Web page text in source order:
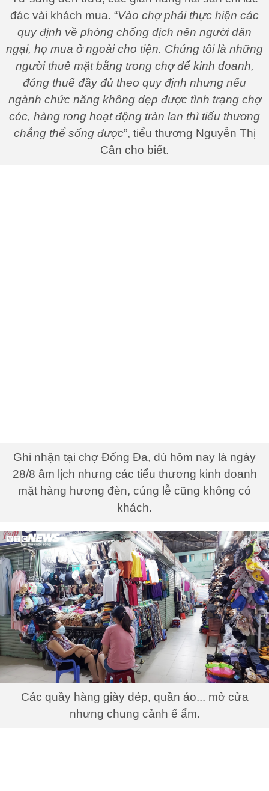
đác vài khách mua. “Vào chợ phải thực hiện các
quy định về phòng chống dịch nên người dân
ngại, họ mua ở ngoài cho tiện. Chúng tôi là những
người thuê mặt bằng trong chợ để kinh doanh,
đóng thuế đầy đủ theo quy định nhưng nếu
ngành chức năng không dẹp được tình trạng chợ
cóc, hàng rong hoạt động tràn lan thì tiểu thương
chẳng thể sống được”, tiểu thương Nguyễn Thị
Cân cho biết.
Ghi nhận tại chợ Đống Đa, dù hôm nay là ngày
28/8 âm lịch nhưng các tiểu thương kinh doanh
mặt hàng hương đèn, cúng lễ cũng không có
khách.
Các quầy hàng giày dép, quần áo... mở cửa
nhưng chung cảnh ế ẩm.